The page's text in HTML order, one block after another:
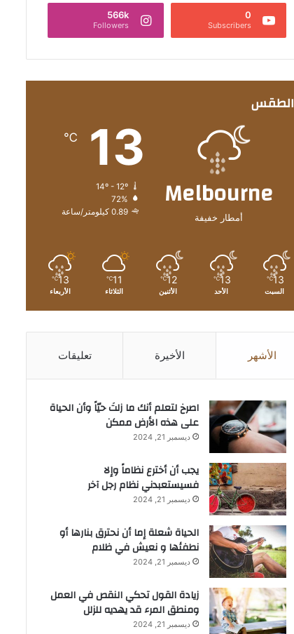
0
Subscribers
566k
Followers
الطقس
Melbourne
أمطار خفيفة
13
℃
14º - 12º
72%
0.89 كيلومتر/ساعة
13
℃
السبت
13
℃
الأحد
12
℃
الأثنين
11
℃
الثلاثاء
13
℃
الأربعاء
الأشهر الأخيرة تعليقات
‫اصرخ لتعلم أنك ما زلتَ حيّاً وأن الحياة
على هذه الأرض ممكن
ديسمبر 21, 2024
يجب أن أخترع نظاماً وإلا
فسيستعبدني نظام رجل آخر
ديسمبر 21, 2024
الحياة شعلة إما أن نحترق بنارها أو
نطفئها و نعيش في ظلام
ديسمبر 21, 2024
زيادة القول تحكي النقص في العمل
ومنطق المرء قد يهديه للزلل
ديسمبر 21, 2024